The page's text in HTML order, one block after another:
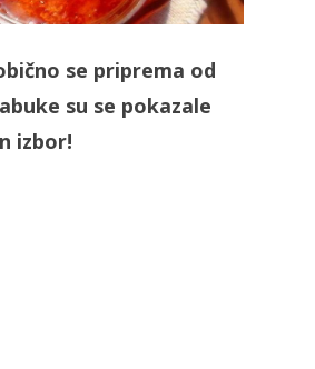
se priprema od
su se pokazale
izbor!